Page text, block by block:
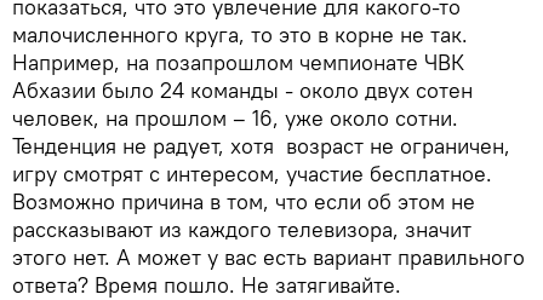
показаться, что это увлечение для какого-то
малочисленного круга, то это в корне не так.
Например, на позапрошлом чемпионате ЧВК
Абхазии было 24 команды - около двух сотен
человек, на прошлом – 16, уже около сотни.
Тенденция не радует, хотя возраст не ограничен,
игру смотрят с интересом, участие бесплатное.
Возможно причина в том, что если об этом не
рассказывают из каждого телевизора, значит
этого нет. А может у вас есть вариант правильного
ответа? Время пошло. Не затягивайте.